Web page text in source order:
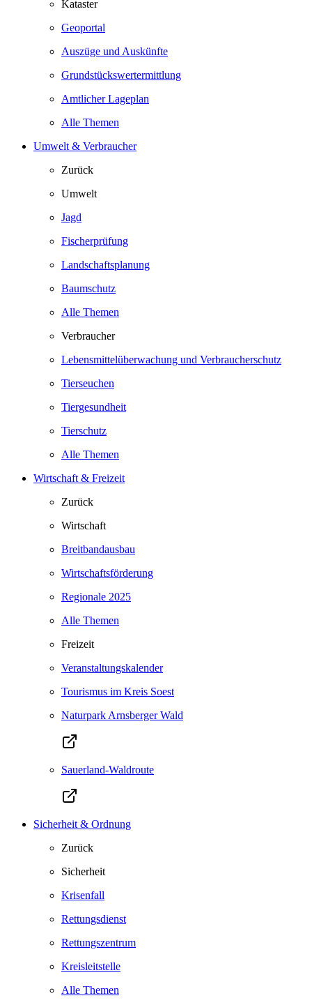
Kataster
Geoportal
Auszüge und Auskünfte
Grundstückswertermittlung
Amtlicher Lageplan
Alle Themen
Umwelt & Verbraucher
Zurück
Umwelt
Jagd
Fischerprüfung
Landschaftsplanung
Baumschutz
Alle Themen
Verbraucher
Lebensmittelüberwachung und Verbraucherschutz
Tierseuchen
Tiergesundheit
Tierschutz
Alle Themen
Wirtschaft & Freizeit
Zurück
Wirtschaft
Breitbandausbau
Wirtschaftsförderung
Regionale 2025
Alle Themen
Freizeit
Veranstaltungskalender
Tourismus im Kreis Soest
Naturpark Arnsberger Wald
Sauerland-Waldroute
Sicherheit & Ordnung
Zurück
Sicherheit
Krisenfall
Rettungsdienst
Rettungszentrum
Kreisleitstelle
Alle Themen